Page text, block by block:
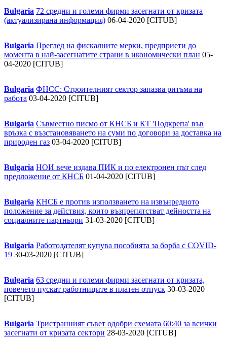
Bulgaria 72 средни и големи фирми засегнати от кризата
(актуализирана информация) 06-04-2020 [CITUB]
Bulgaria Преглед на фискалните мерки, предприети до
момента в най-засегнатите страни в икономически план 05-
04-2020 [CITUB]
Bulgaria ФНСС: Строителният сектор запазва ритъма на
работа 03-04-2020 [CITUB]
Bulgaria Съвместно писмо от КНСБ и КТ 'Подкрепа' във
връзка с възстановяването на суми по договори за доставка на
природен газ 03-04-2020 [CITUB]
Bulgaria НОИ вече издава ПИК и по електронен път след
предложение от КНСБ 01-04-2020 [CITUB]
Bulgaria КНСБ е против използването на извънредното
положение за действия, които възпрепятстват дейността на
социалните партньори 31-03-2020 [CITUB]
Bulgaria Работодателят купува пособията за борба с COVID-
19 30-03-2020 [CITUB]
Bulgaria 63 средни и големи фирми засегнати от кризата,
повечето пускат работниците в платен отпуск 30-03-2020
[CITUB]
Bulgaria Тристранният съвет одобри схемата 60:40 за всички
засегнати от кризата сектори 28-03-2020 [CITUB]